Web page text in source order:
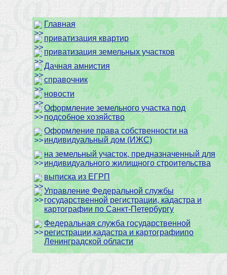
Главная
приватизация квартир
приватизация земельных участков
Дачная амнистия
справочник
новости
Оформление земельного участка под
подсобное хозяйство
Оформление права собственности на
индивидуальный дом (ИЖС)
на земельный участок, предназначенный для
индивидуального жилищного строительства
выписка из ЕГРП
Управление Федеральной службы
государственной регистрации, кадастра и
картографии по Санкт-Петербургу
Федеральная служба государственной
регистрации,кадастра и картографиипо
Ленинградской области